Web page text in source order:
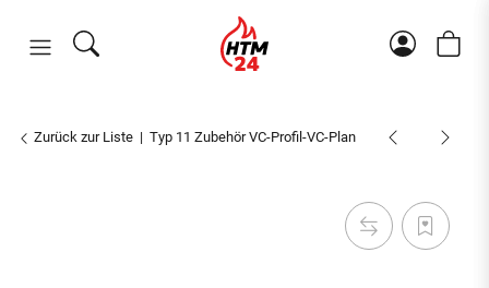
Zurück zur Liste Typ 11 Zubehör VC-Profil-VC-Plan